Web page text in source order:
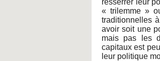
resserrer leur
« trilemme »
traditionnelles
avoir soit une
mais pas les
capitaux est
leur politique